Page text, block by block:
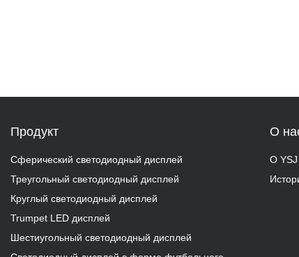
Продукт
Сферический светодиодный дисплей
Треугольный светодиодный дисплей
Круглый светодиодный дисплей
Trumpet LED дисплей
Шестиугольный светодиодный дисплей
О
О YSJ